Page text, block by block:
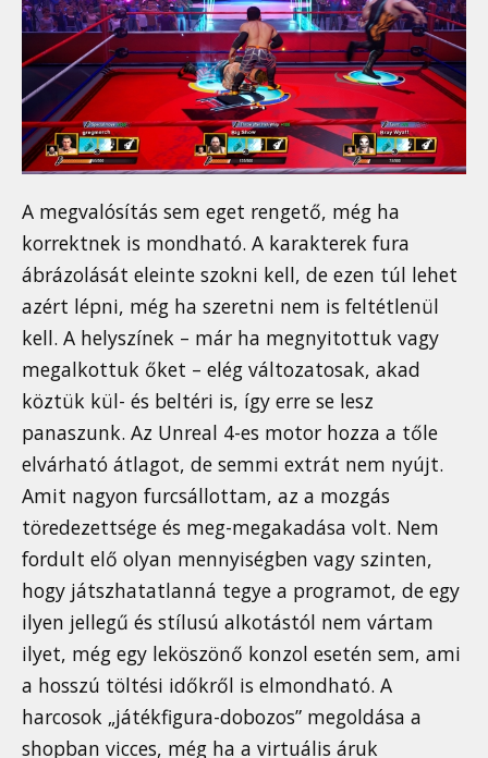
A megvalósítás sem eget rengető, még ha
korrektnek is mondható. A karakterek fura
ábrázolását eleinte szokni kell, de ezen túl lehet
azért lépni, még ha szeretni nem is feltétlenül
kell. A helyszínek – már ha megnyitottuk vagy
megalkottuk őket – elég változatosak, akad
köztük kül- és beltéri is, így erre se lesz
panaszunk. Az Unreal 4-es motor hozza a tőle
elvárható átlagot, de semmi extrát nem nyújt.
Amit nagyon furcsállottam, az a mozgás
töredezettsége és meg-megakadása volt. Nem
fordult elő olyan mennyiségben vagy szinten,
hogy játszhatatlanná tegye a programot, de egy
ilyen jellegű és stílusú alkotástól nem vártam
ilyet, még egy leköszönő konzol esetén sem, ami
a hosszú töltési időkről is elmondható. A
harcosok „játékfigura-dobozos” megoldása a
shopban vicces, még ha a virtuális áruk